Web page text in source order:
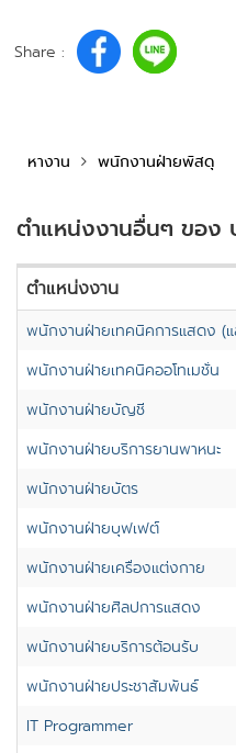
Share :
หางาน พนักงานฝ่ายพัสดุ
ตำแหน่งงานอื่นๆ ของ
ตำแหน่งงาน
พนักงานฝ่ายเทคนิคการแสดง (
พนักงานฝ่ายเทคนิคออโทเมชั่น
พนักงานฝ่ายบัญชี
พนักงานฝ่ายบริการยานพาหนะ
พนักงานฝ่ายบัตร
พนักงานฝ่ายบุฟเฟต์
พนักงานฝ่ายเครื่องแต่งกาย
พนักงานฝ่ายศิลปการแสดง
พนักงานฝ่ายบริการต้อนรับ
พนักงานฝ่ายประชาสัมพันธ์
IT Programmer